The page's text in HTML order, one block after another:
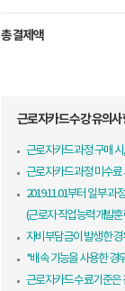
총 결제액
근로자카드 수강 유의사
근로자카드 과정 구매
근로자카드 과정 미수
2019.11.01부터 일부 과
(근로자 직업능력개발
자비부담금이 발생한
*배속 기능을 사용한 경
근로자카드 수료기준은